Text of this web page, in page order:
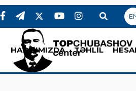
HAQQIMIZDA TƏHLİL